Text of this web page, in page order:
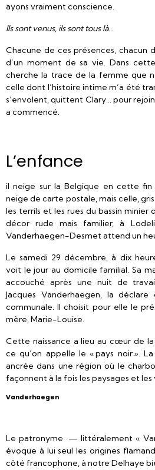
ayons vraiment conscience.
Ils sont venus, ils sont tous là…
Chacune de ces présences, chacun
d’un moment de sa vie. Dans
cherche la trace de la femme que
celle dont l’histoire intime m’a été
s’envolent, quittent Clary… pour
a commencé.
L’enfance
il neige sur la Belgique en cette fin
neige de carte postale, mais celle,
les terrils et les rues du bassin minier
décor rude mais familier, à
Vanderhaegen-Desmet attend un
Le samedi 29 décembre, à dix
voit le jour au domicile familial. Sa
accouché après une nuit de
Jacques Vanderhaegen, la
communale. Il choisit pour elle le
mère, Marie-Louise.
Cette naissance a lieu au cœur de la
ce qu’on appelle le « pays noir ».
ancrée dans une région où le
façonnent à la fois les paysages et les
Vanderhaegen
Le patronyme — littéralement «
évoque à lui seul les origines
côté francophone, à notre Delhaye